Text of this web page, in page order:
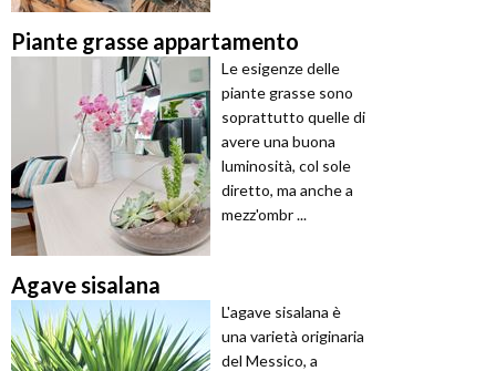
Piante grasse appartamento
Le esigenze delle
piante grasse sono
soprattutto quelle di
avere una buona
luminosità, col sole
diretto, ma anche a
mezz'ombr ...
Agave sisalana
L'agave sisalana è
una varietà originaria
del Messico, a